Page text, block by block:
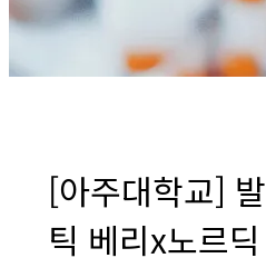
[아주대학교] 발
틱 베리x노르딕